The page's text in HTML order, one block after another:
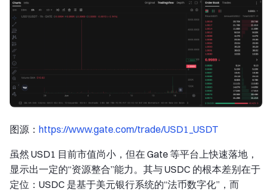
图源： https://www.gate.com/trade/USD1_USDT
虽然 USD1 目前市值尚小，但在 Gate 等平台上快速落地，
显示出一定的“资源整合”能力。其与 USDC 的根本差别在于
定位：USDC 是基于美元银行系统的“法币数字化”，而